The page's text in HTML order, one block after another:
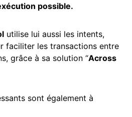
possible.
utilise lui aussi les intents,
faciliter les transactions entre
grâce à sa solution “Across
sont également à